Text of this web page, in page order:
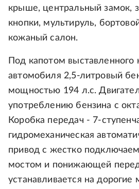
крыше, центральный замок,
кнопки, мультируль,
кожаный салон.
Под капотом выставленного
автомобиля 2,5-литровый
мощностью 194 л.с.
употреблению бензина с
Коробка передач - 7-
гидромеханическая
привод с жестко
мостом и понижающей
устанавливается на